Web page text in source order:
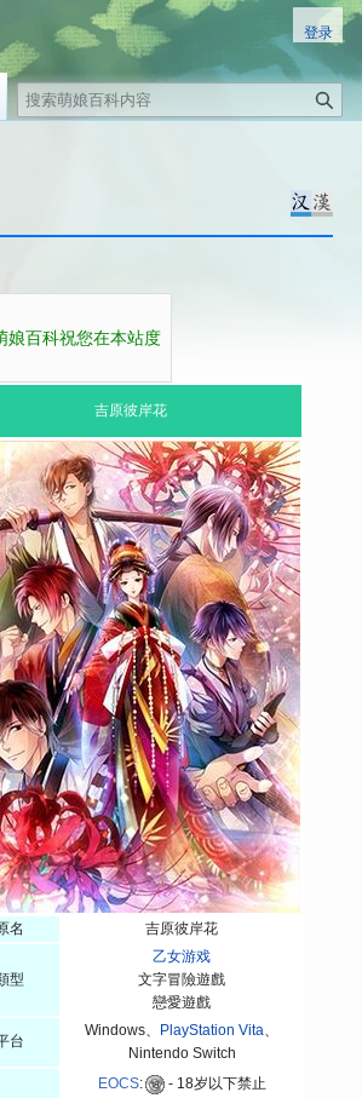
娘百科祝您在本站度
吉原彼岸花
名 吉原彼岸花
型
乙女游戏
文字冒險遊戲
戀愛遊戲
台
Windows、 PlayStation Vita、
Nintendo Switch
EOCS:
- 18岁以下禁止
登录
搜
索